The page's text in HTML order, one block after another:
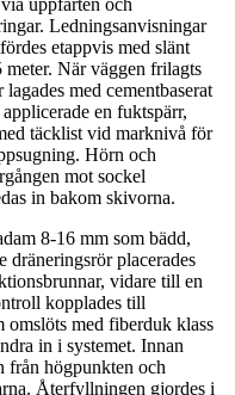
Ledningsanvisningar
etappvis med slänt
meter. När väggen frilagts
med cementbaserat
en fuktspärr,
täcklist vid marknivå för
Hörn och
mot sockel
in bakom skivorna.
8-16 mm som bädd,
dräneringsrör placerades
vidare till en
kopplades till
omslöts med fiberduk klass
in i systemet. Innan
från högpunkten och
Återfyllningen gjordes i